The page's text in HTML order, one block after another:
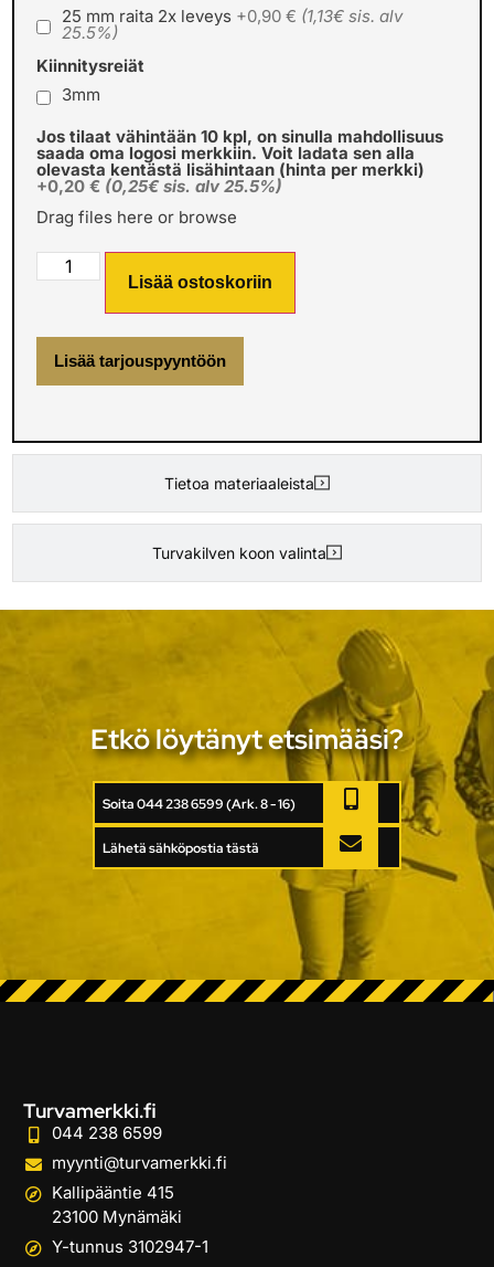
Tietoa materiaaleista
Turvakilven koon valinta
25 mm raita 2x leveys +0,90 € (1,13€ sis. alv
25.5%)
Kiinnitysreiät
3mm
Jos tilaat vähintään 10 kpl, on sinulla mahdollisuus
saada oma logosi merkkiin. Voit ladata sen alla
olevasta kentästä lisähintaan (hinta per merkki)
+0,20 € (0,25€ sis. alv 25.5%)
Drag files here or browse
Lisää ostoskoriin
Lisää tarjouspyyntöön
Etkö löytänyt etsimääsi?
Soita 044 238 6599 (Ark. 8 - 16)
Lähetä sähköpostia tästä
Turvamerkki.fi
044 238 6599
myynti@turvamerkki.fi
Kallipääntie 415
23100 Mynämäki
Y-tunnus 3102947-1